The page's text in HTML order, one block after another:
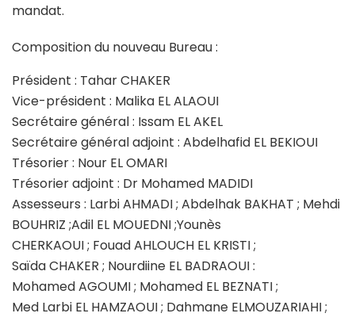
mandat.
Composition du nouveau Bureau :
Président : Tahar CHAKER
Vice-président : Malika EL ALAOUI
Secrétaire général : Issam EL AKEL
Secrétaire général adjoint : Abdelhafid EL BEKIOUI
Trésorier : Nour EL OMARI
Trésorier adjoint : Dr Mohamed MADIDI
Assesseurs : Larbi AHMADI ; Abdelhak BAKHAT ; Mehdi
BOUHRIZ ;Adil EL MOUEDNI ;Younès
CHERKAOUI ; Fouad AHLOUCH EL KRISTI ;
Saïda CHAKER ; Nourdiine EL BADRAOUI :
Mohamed AGOUMI ; Mohamed EL BEZNATI ;
Med Larbi EL HAMZAOUI ; Dahmane ELMOUZARIAHI ;